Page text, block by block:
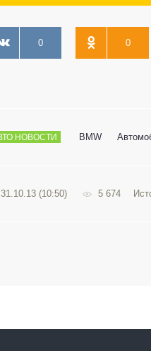
0 0
НОВОСТИ BMW
31.10.13 (10:50) 5 674